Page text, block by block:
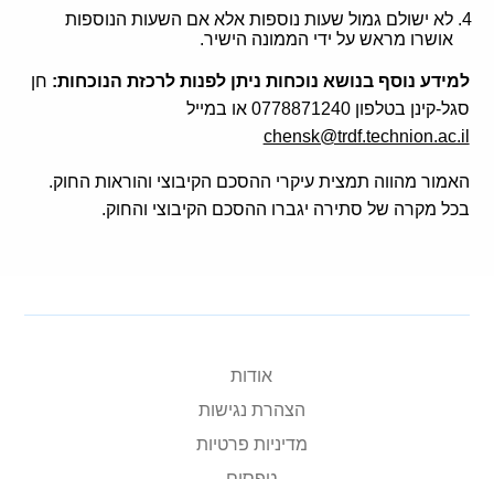
לא ישולם גמול שעות נוספות אלא אם השעות הנוספות
אושרו מראש על ידי הממונה הישיר.
למידע נוסף בנושא נוכחות ניתן לפנות לרכזת הנוכחות: חן
סגל-קינן בטלפון 0778871240 או במייל
chensk@trdf.technion.ac.il
האמור מהווה תמצית עיקרי ההסכם הקיבוצי והוראות החוק.
בכל מקרה של סתירה יגברו ההסכם הקיבוצי והחוק.
אודות
הצהרת נגישות
מדיניות פרטיות